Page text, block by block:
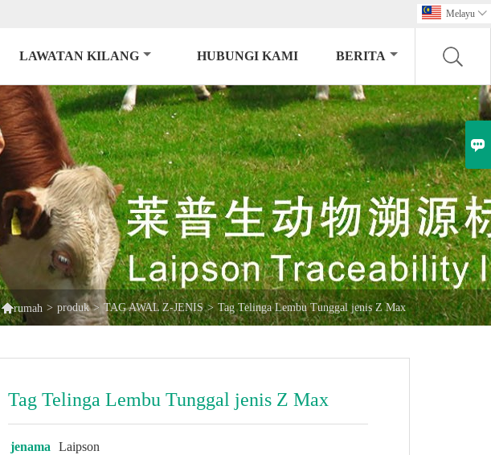
Melayu 
LAWATAN KILANG HUBUNGI KAMI BERITA
rumah > produk > TAG AWAL Z-JENIS > Tag Telinga Lembu Tunggal jenis Z Max
Tag Telinga Lembu Tunggal jenis Z Max
jenama
Laipson
